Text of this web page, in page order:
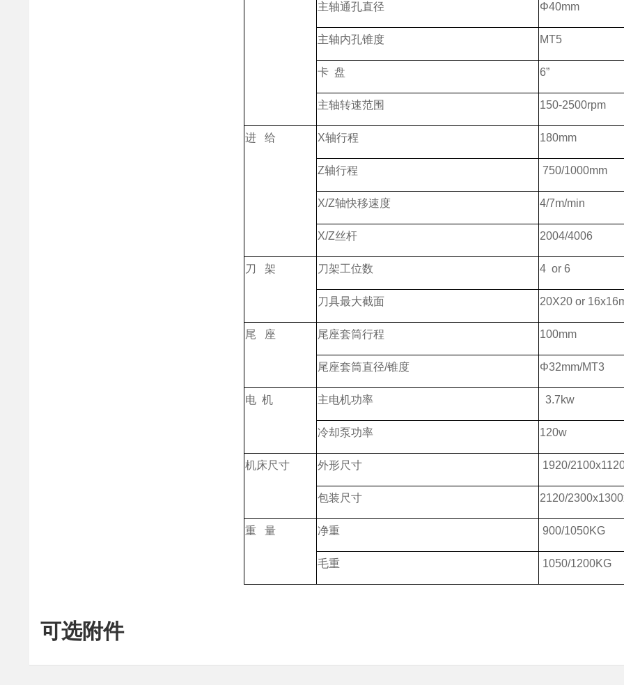
主轴通孔直径 Φ40mm
主轴内孔锥度 MT5
卡 盘 6”
主轴转速范围 150-2500rpm
进 给 X轴行程 180mm
Z轴行程 750/1000mm
X/Z轴快移速度 4/7m/min
X/Z丝杆 2004/4006
刀 架 刀架工位数 4 or 6
刀具最大截面 20X20 or
尾 座 尾座套筒行程 100mm
尾座套筒直径/锥度 Φ32mm/MT3
电 机 主电机功率 3.7kw
冷却泵功率 120w
机床尺寸 外形尺寸 1920/
包装尺寸 2120/
重 量 净重 900/1050KG
毛重 1050/1200KG
可选附件